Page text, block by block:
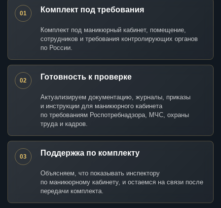
01 Комплект под требования
Комплект под маникюрный кабинет, помещение,
сотрудников и требования контролирующих органов
по России.
02 Готовность к проверке
Актуализируем документацию, журналы, приказы
и инструкции для маникюрного кабинета
по требованиям Роспотребнадзора, МЧС, охраны
труда и кадров.
03 Поддержка по комплекту
Объясняем, что показывать инспектору
по маникюрному кабинету, и остаемся на связи после
передачи комплекта.